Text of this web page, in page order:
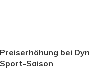
Preiserhöhung bei
Sport-Saison